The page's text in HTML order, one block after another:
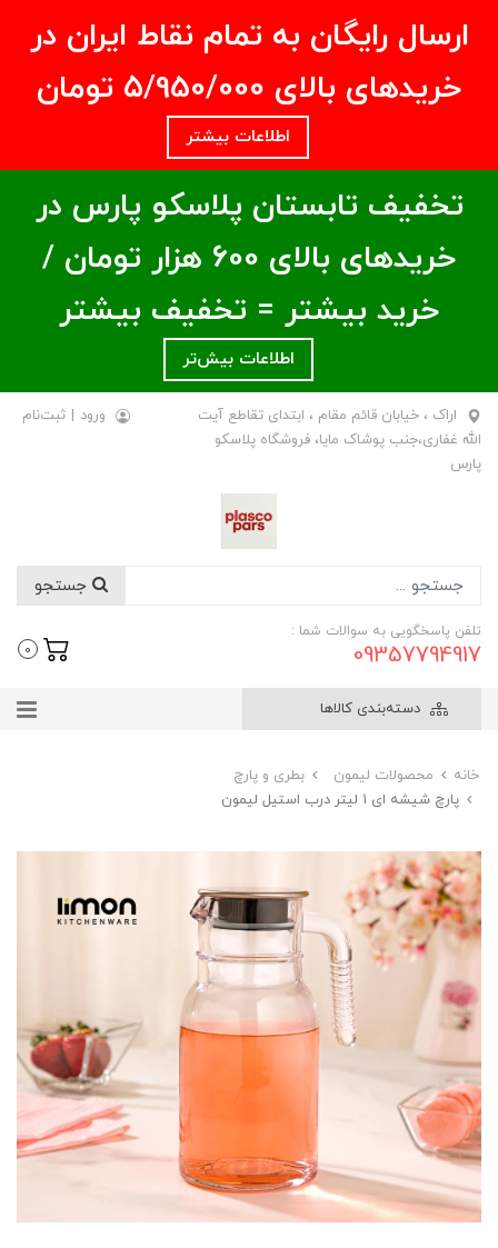
ارسال رایگان به تمام نقاط ایران در
خریدهای بالای ۵/950/000 تومان
اطلاعات بیشتر
تخفیف تابستان پلاسکو پارس در
خریدهای بالای ۶00 هزار تومان /
خرید بیشتر = تخفیف بیشتر
اطلاعات بیش‌تر
اراک ، خیابان قائم مقام ، ابتدای تقاطع آیت
الله غفاری،جنب پوشاک مایا، فروشگاه پلاسکو
پارس
ورود | ثبت‌نام
تلفن پاسخگویی به سوالات شما :
09357794917
0
دسته‌بندی کالاها
خانه محصولات لیمون
بطری و پارچ
پارچ شیشه ای ۱ لیتر درب استیل لیمون